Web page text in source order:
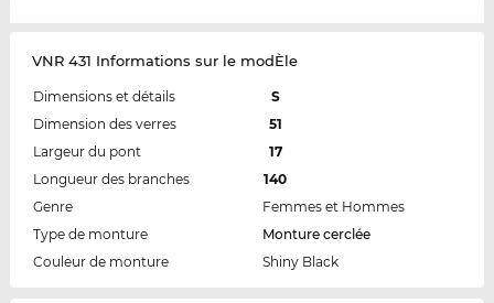
VNR 431 Informations sur le modÈle
Dimensions et détails
S
Dimension des verres
51
Largeur du pont
17
Longueur des branches
140
Genre
Femmes et Hommes
Type de monture
Monture cerclée
Couleur de monture
Shiny Black